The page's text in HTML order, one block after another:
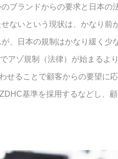
ブランドからの要求と日本の
ないという現状は、かなり前
、日本の規制はかなり緩く少
アゾ規制（法律）が始まるよ
ることで顧客からの要望に応
基準を採用するなどし、